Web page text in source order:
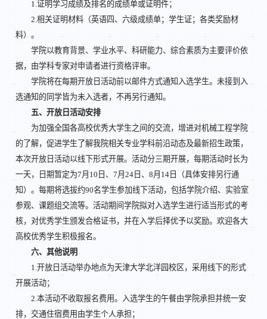
1.证明学习成绩及排名的成绩单或证明件；
2.相关证明材料（英语四、六级成绩单；学生证；各类奖励材
料）。
学院以教育背景、学业水平、科研能力、综合素质为主要评价依
据，由学科专家对申请者进行资格评审。
学院将在每期开放日活动前以邮件方式通知入选学生。未接到入
选通知的同学皆为未入选者，不再另行通知。
五、开放日活动安排
为加强全国各高校优秀大学生之间的交流，增进对机械工程学院
的了解，促进学生了解我院相关专业学科前沿动态及最新招生政策，
本次开放日活动以线下形式开展。活动分三期开展，每期活动时长为
一天，日期暂定为7月10日、7月24日、8月14日（具体安排另行通
知）。每期将选拔约90名学生参加线下活动，包括学院介绍、实验室
参观、课题组交流等。活动期间学院拟对入选学生进行适当形式的考
核，对优秀学生颁发合格证书，并在入学后择优予以奖励。欢迎各大
高校优秀学生积极报名。
六、其他说明
1.开放日活动举办地点为天津大学北洋园校区，采用线下的形式
开展活动；
2.本活动不收取报名费用。入选学生的午餐由学院承担并统一安
排，交通住宿费用由学生个人承担；